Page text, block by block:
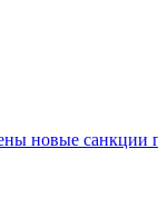
новые санкции